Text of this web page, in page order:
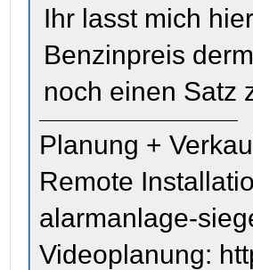
Ihr lasst mich
Benzinpreis
noch einen Satz
Planung +
Remote
alarmanlage-
Videoplanung: